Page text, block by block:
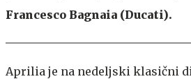
Francesco Bagnaia (Ducati).
Aprilia je na nedeljski klasični